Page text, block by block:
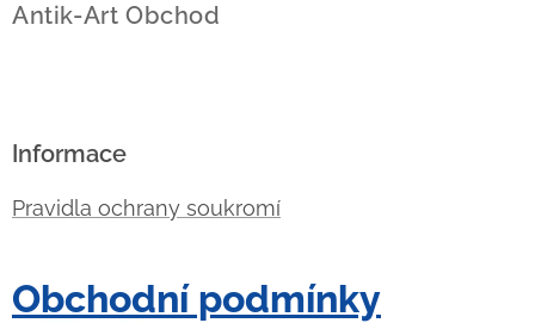
Antik-Art Obchod
Informace
Pravidla ochrany soukromí
Obchodní podmínky